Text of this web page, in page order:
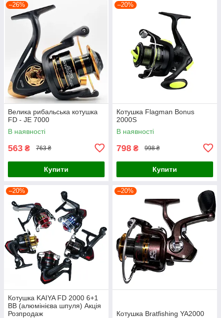
–26%
Велика рибальська котушка
FD - JE 7000
В наявності
563 ₴ 763 ₴
Купити
–20%
Котушка Flagman Bonus
2000S
В наявності
798 ₴ 998 ₴
Купити
–20%
Котушка KAIYA FD 2000 6+1
BB (алюмінієва шпуля) Акція
Розпродаж
–20%
Котушка Bratfishing YA2000